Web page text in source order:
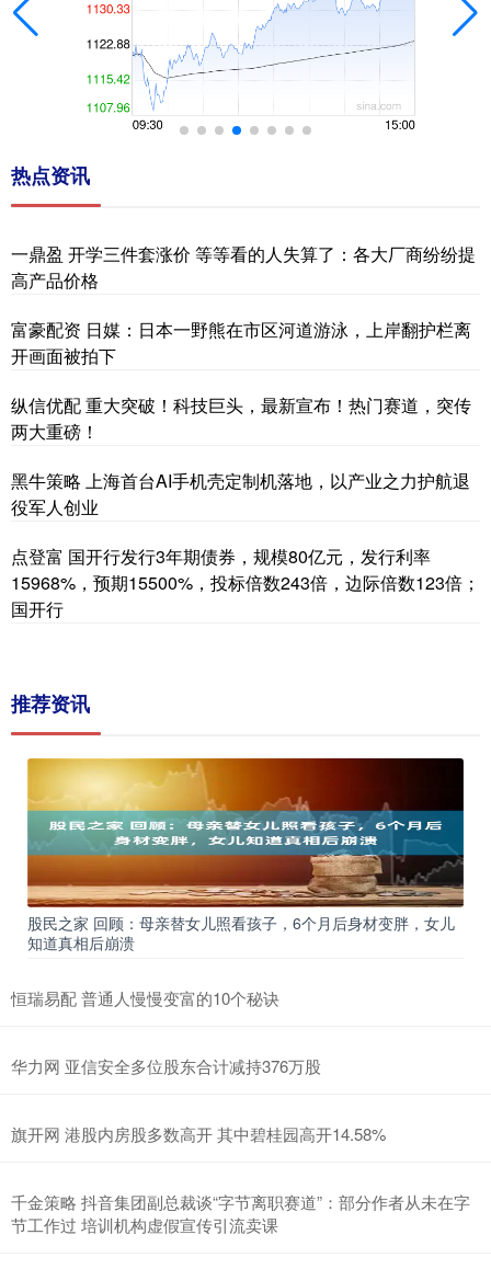
热点资讯
一鼎盈 开学三件套涨价 等等看的人失算了：各大厂商纷纷提
高产品价格
富豪配资 日媒：日本一野熊在市区河道游泳，上岸翻护栏离
开画面被拍下
纵信优配 重大突破！科技巨头，最新宣布！热门赛道，突传
两大重磅！
黑牛策略 上海首台AI手机壳定制机落地，以产业之力护航退
役军人创业
点登富 国开行发行3年期债券，规模80亿元，发行利率
15968%，预期15500%，投标倍数243倍，边际倍数123倍；
国开行
推荐资讯
股民之家 回顾：母亲替女儿照看孩子，6个月后身材变胖，女儿
知道真相后崩溃
恒瑞易配 普通人慢慢变富的10个秘诀
华力网 亚信安全多位股东合计减持376万股
旗开网 港股内房股多数高开 其中碧桂园高开14.58%
千金策略 抖音集团副总裁谈“字节离职赛道”：部分作者从未在字
节工作过 培训机构虚假宣传引流卖课